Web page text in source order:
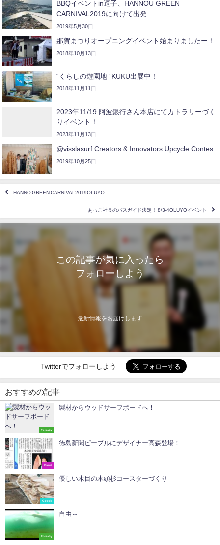
BBQイベントin逗子、HANNOU GREEN
CARNIVAL2019に向けて出発
2019年5月30日
那賀まつりオープニングイベント始まりましたー！
2018年10月13日
“くらしの遊園地” KUKU出展中！
2018年11月11日
2023年11/19 阿波銀行さん本店にてカトラリーづく
りイベント！
2023年11月13日
@visslasurf Creators & Innovators Upcycle Contes
2019年10月25日
HANNO GREEN CARNIVAL2019OLUYO
あっこ社長のバスガイド決定！ 8/3-4OLUYOイベント
この記事が気に入ったら
フォローしよう
最新情報をお届けします
Twitterでフォローしよう
おすすめの記事
Forestry
製材からウッドサーフボードへ！
Event
徳島新聞ピープルにデザイナー高森登場！
Goods
優しい木目の木頭杉コースターづくり
Forestry
自由～